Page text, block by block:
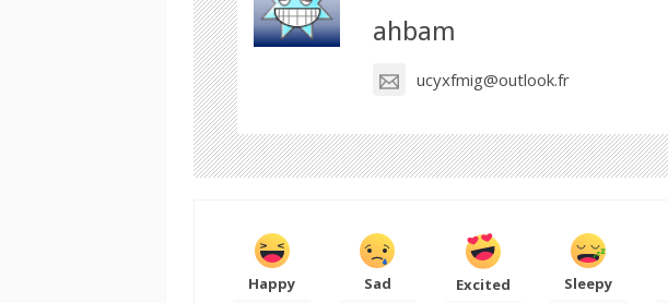
ahbam
ucyxfmig@outlook.fr
Happy Sad Excited Sleepy